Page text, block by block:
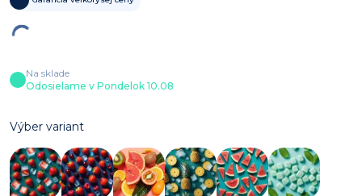
Na sklade
Odosielame v Pondelok 10.08
Výber variant